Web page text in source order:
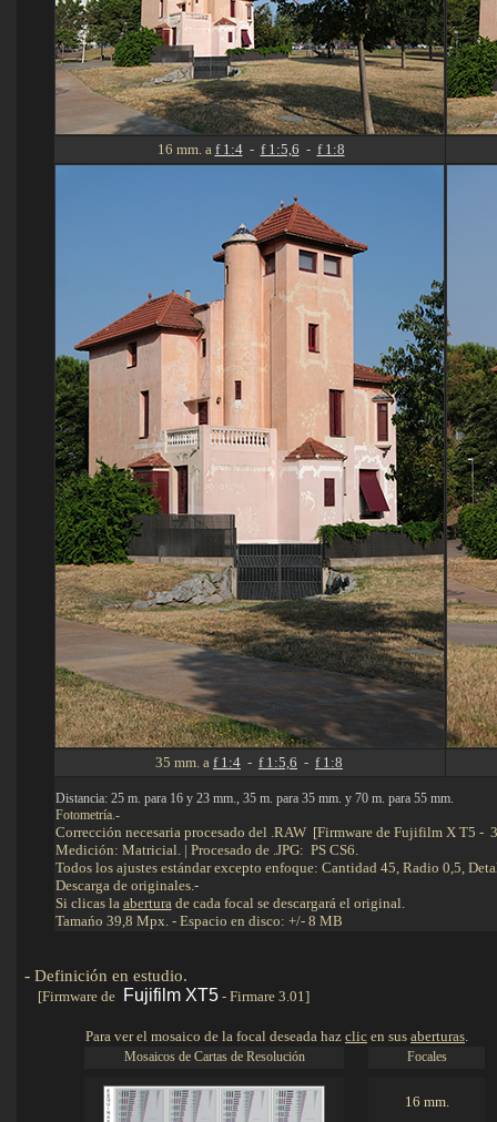
16 mm. a f 1:4- f 1:5,6 - f 1:8
35 mm. a f 1:4 - f 1:5,6 - f 1:8
Distancia: 25 m. para 16 y 23 mm., 35 m. para 35 mm. y 70 m. para 55 mm.
Fotometría.-
Corrección necesaria procesado del .RAW [Firmware de Fujifilm X T5 -
Medición: Matricial. | Procesado de .JPG: PS CS6.
Todos los ajustes estándar excepto enfoque: Cantidad 45, Radio 0,5,
Descarga de originales.-
Si clicas la aberturade cada focal se descargará el original.
Tamańo 39,8 Mpx. - Espacio en disco: +/- 8 MB
- Definición en estudio.
[Firmware de Fujifilm XT5 - Firmare 3.01]
Para ver el mosaico de la focal deseada haz clic en sus aberturas.
Mosaicos de Cartas de Resolución Focales
16 mm.